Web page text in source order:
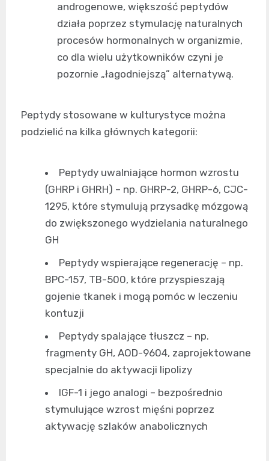
androgenowe, większość peptydów
działa poprzez stymulację naturalnych
procesów hormonalnych w organizmie,
co dla wielu użytkowników czyni je
pozornie „łagodniejszą” alternatywą.
Peptydy stosowane w kulturystyce można
podzielić na kilka głównych kategorii:
Peptydy uwalniające hormon wzrostu
(GHRP i GHRH) – np. GHRP-2, GHRP-6, CJC-
1295, które stymulują przysadkę mózgową
do zwiększonego wydzielania naturalnego
GH
Peptydy wspierające regenerację – np.
BPC-157, TB-500, które przyspieszają
gojenie tkanek i mogą pomóc w leczeniu
kontuzji
Peptydy spalające tłuszcz – np.
fragmenty GH, AOD-9604, zaprojektowane
specjalnie do aktywacji lipolizy
IGF-1 i jego analogi – bezpośrednio
stymulujące wzrost mięśni poprzez
aktywację szlaków anabolicznych